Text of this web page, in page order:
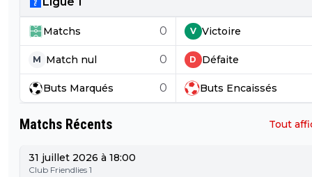
Matchs 0 V Victoire
M Match nul 0 D Défaite
Buts Marqués 0 Buts Encaissés
Matchs Récents Tout
31 juillet 2026 à 18:00
Club Friendlies 1